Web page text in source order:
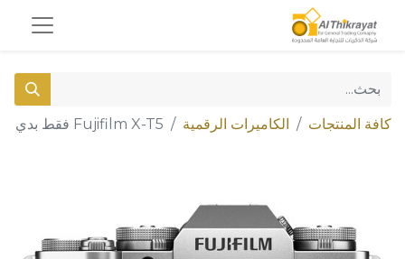
كافة المنتجات الكاميرات الرقمية Fujifilm X-T5 فقط بدي